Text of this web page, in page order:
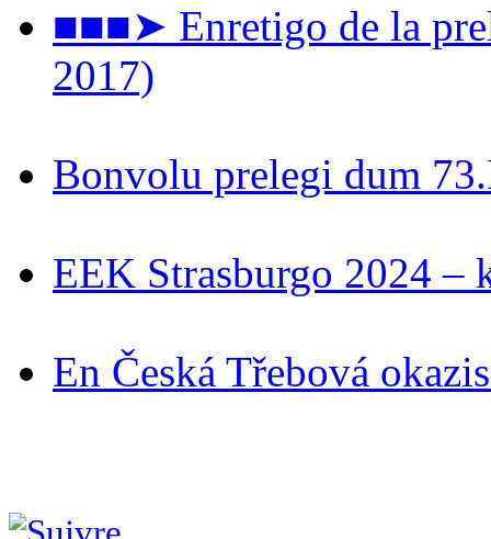
■■■➤ Enretigo de la
2017)
Bonvolu prelegi dum
EEK Strasburgo 2024 –
En Česká Třebová